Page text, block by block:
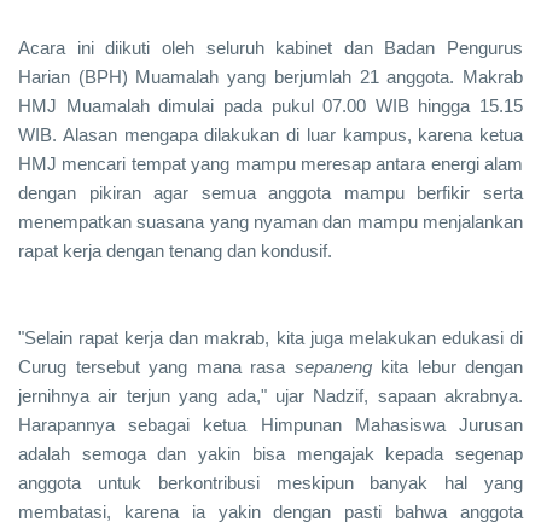
Acara ini diikuti oleh seluruh kabinet dan Badan Pengurus
Harian (BPH) Muamalah yang berjumlah 21 anggota. Makrab
HMJ Muamalah dimulai pada pukul 07.00 WIB hingga 15.15
WIB. Alasan mengapa dilakukan di luar kampus, karena ketua
HMJ mencari tempat yang mampu meresap antara energi alam
dengan pikiran agar semua anggota mampu berfikir serta
menempatkan suasana yang nyaman dan mampu menjalankan
rapat kerja dengan tenang dan kondusif.
"Selain rapat kerja dan makrab, kita juga melakukan edukasi di
Curug tersebut yang mana rasa sepanengkita lebur dengan
jernihnya air terjun yang ada," ujar Nadzif, sapaan akrabnya.
Harapannya sebagai ketua Himpunan Mahasiswa Jurusan
adalah semoga dan yakin bisamengajak kepada segenap
anggota untuk berkontribusi meskipun banyak hal yang
membatasi, karena ia yakin dengan pasti bahwa anggota